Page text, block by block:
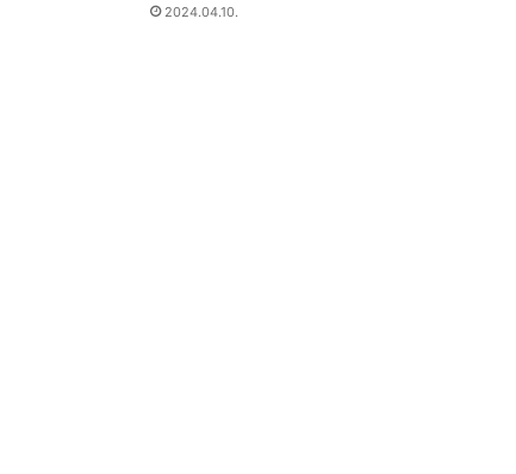
2024.04.10.